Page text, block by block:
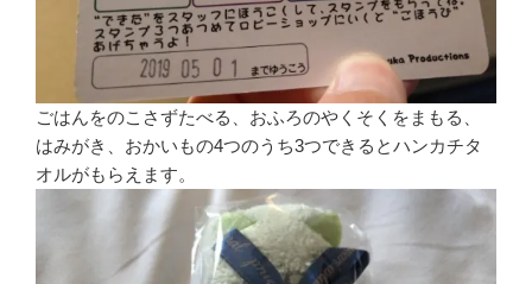
ごはんをのこさずたべる、おふろのやくそくをまもる、
はみがき、おかいもの4つのうち3つできるとハンカチタ
オルがもらえます。